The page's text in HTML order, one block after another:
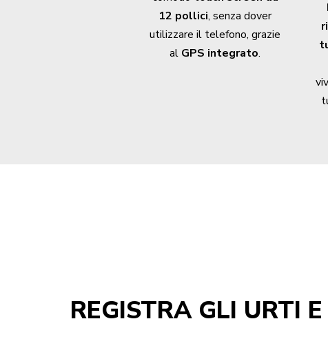
12 pollici, senza dover
utilizzare il telefono, grazie
al GPS integrato.
REGISTRA GLI URTI